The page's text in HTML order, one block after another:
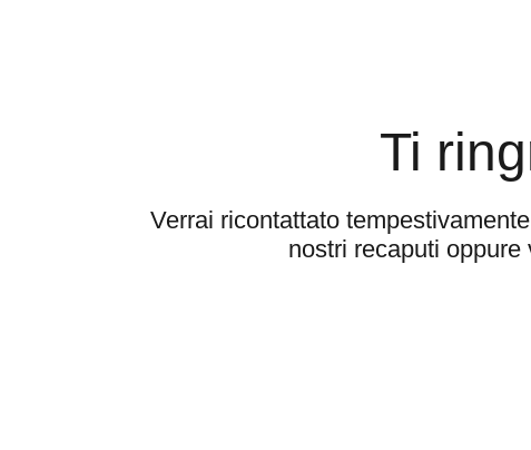
Ti
Verrai ricontattato
nostri recaputi